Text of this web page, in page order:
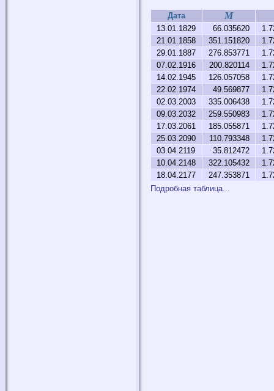
Дата M
13.01.1829 66.035620
21.01.1858
351.151820
29.01.1887
276.853771
07.02.1916
200.820114
14.02.1945
126.057058
22.02.1974
49.569877
02.03.2003
335.006438
09.03.2032
259.550983
17.03.2061
185.055871
25.03.2090
110.793348
03.04.2119
35.812472
10.04.2148
322.105432
18.04.2177
247.353871
Подробная таблица...